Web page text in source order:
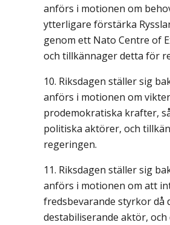
anförs i motionen om
ytterligare förstärka
genom ett Nato Centre of
och tillkännager detta för
Riksdagen ställer sig
anförs i motionen om
prodemokratiska krafter,
politiska aktörer, och
regeringen.
Riksdagen ställer sig
anförs i motionen om att
fredsbevarande styrkor då
destabiliserande aktör,